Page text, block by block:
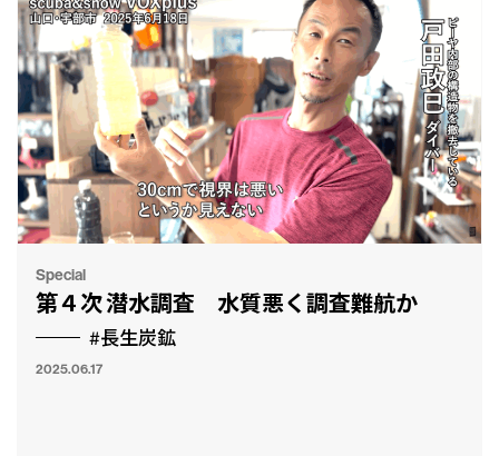
CLP市民と
Special
第４次 潜水調査 水質悪く調査難航か
#長生炭鉱
2025.06.17